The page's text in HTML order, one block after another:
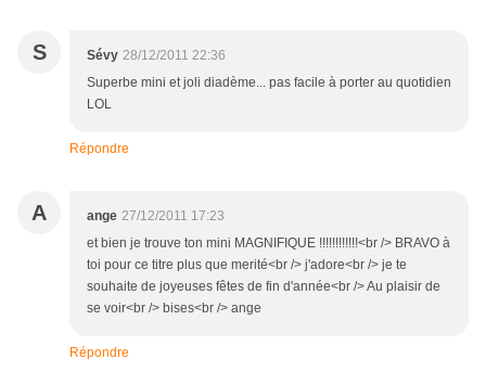
S Sévy 28/12/2011 22:36
Superbe mini et joli diadème... pas facile à porter au quotidien
LOL
Répondre
A ange 27/12/2011 17:23
et bien je trouve ton mini MAGNIFIQUE !!!!!!!!!!!!<br /> BRAVO à
toi pour ce titre plus que merité<br /> j'adore<br /> je te
souhaite de joyeuses fêtes de fin d'année<br /> Au plaisir de
se voir<br /> bises<br /> ange
Répondre